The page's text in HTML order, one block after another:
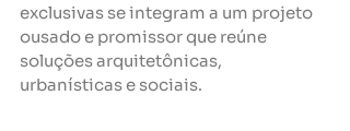
exclusivas se integram a um projeto
ousado e promissor que reúne
soluções arquitetônicas,
urbanísticas e sociais.